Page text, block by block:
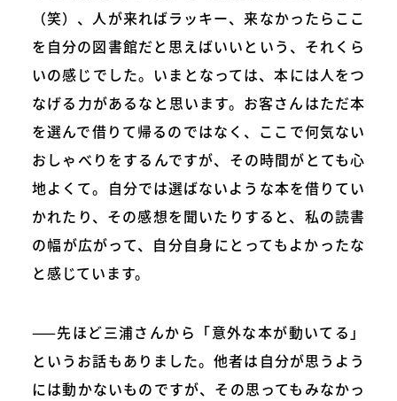
（笑）、人が来ればラッキー、来なかったらここ
を自分の図書館だと思えばいいという、それくら
いの感じでした。いまとなっては、本には人をつ
なげる力があるなと思います。お客さんはただ本
を選んで借りて帰るのではなく、ここで何気ない
おしゃべりをするんですが、その時間がとても心
地よくて。自分では選ばないような本を借りてい
かれたり、その感想を聞いたりすると、私の読書
の幅が広がって、自分自身にとってもよかったな
と感じています。
——先ほど三浦さんから「意外な本が動いてる」
というお話もありました。他者は自分が思うよう
には動かないものですが、その思ってもみなかっ